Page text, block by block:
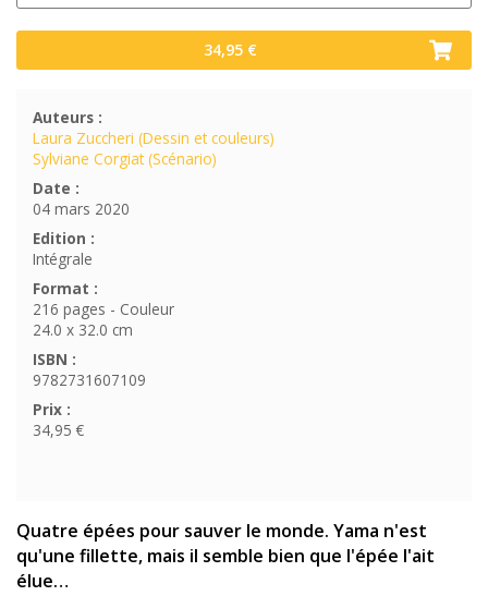
34,95 €
Auteurs :
Laura Zuccheri (Dessin et couleurs)
Sylviane Corgiat (Scénario)
Date :
04 mars 2020
Edition :
Intégrale
Format :
216 pages - Couleur
24.0 x 32.0 cm
ISBN :
9782731607109
Prix :
34,95 €
Quatre épées pour sauver le monde. Yama n'est
qu'une fillette, mais il semble bien que l'épée l'ait
élue…